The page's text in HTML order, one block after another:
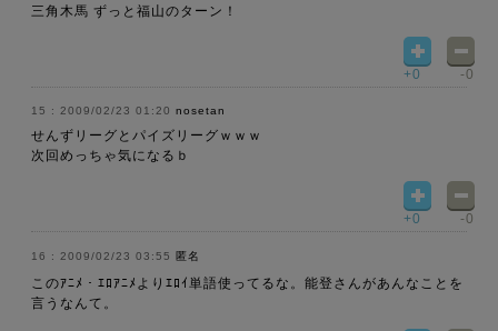
三角木馬 ずっと福山のターン！
+0 -0
2009/02/23 01:20 nosetan
せんずリーグとパイズリーグｗｗｗ
次回めっちゃ気になるｂ
+0 -0
2009/02/23 03:55 匿名
このｱﾆﾒ・ｴﾛｱﾆﾒよりｴﾛｲ単語使ってるな。能登さんがあんなことを
言うなんて。